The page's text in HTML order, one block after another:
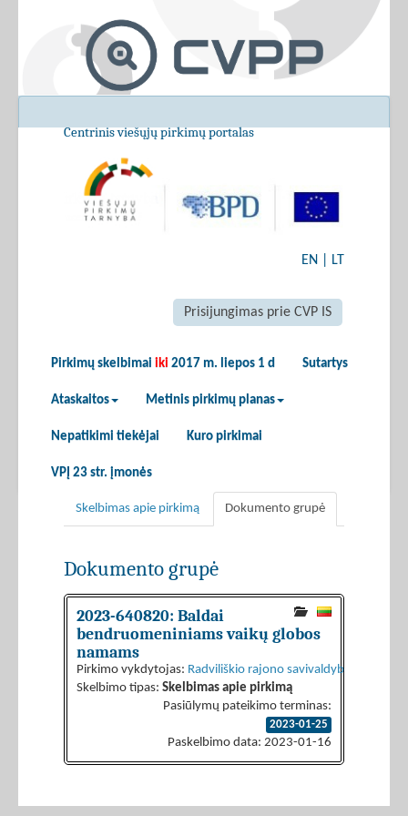
Centrinis viešųjų pirkimų portalas
EN LT
Prisijungimas prie CVP IS
Pirkimų skelbimai iki 2017 m. liepos 1 d Sutartys
Ataskaitos Metinis pirkimų planas
Nepatikimi tiekėjai Kuro pirkimai
VPĮ 23 str. įmonės
Skelbimas apie pirkimą Dokumento grupė
Dokumento grupė
2023-640820: Baldai
bendruomeniniams vaikų globos
namams
Pirkimo vykdytojas: Radviliškio rajono savivaldybės
Skelbimo tipas: Skelbimas apie pirkimą
Pasiūlymų pateikimo terminas:
2023-01-25
Paskelbimo data: 2023-01-16